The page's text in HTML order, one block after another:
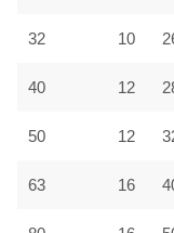
32 10
40 12
50 12
63 16